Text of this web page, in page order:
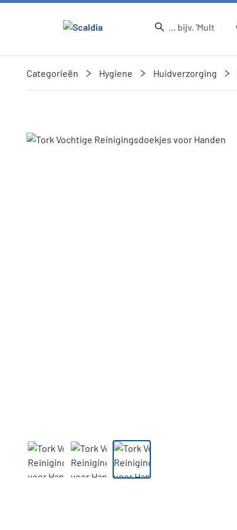
Categorieën Hygiene Huidverzorging
Slide 3 of 3